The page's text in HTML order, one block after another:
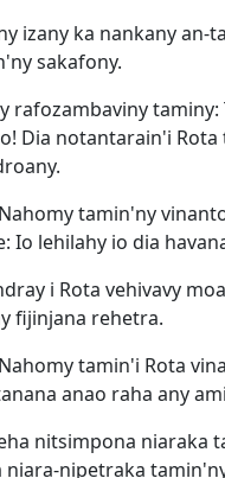
izany ka nankany an-
sakafony.
rafozambaviny
Dia notantarain'i
tamin'ny
Io lehilahy io dia
i Rota vehivavy
fijinjana rehetra.
tamin'i Rota
anao raha any
nitsimpona niaraka
niara-nipetraka